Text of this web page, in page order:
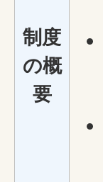
制度
の概
要